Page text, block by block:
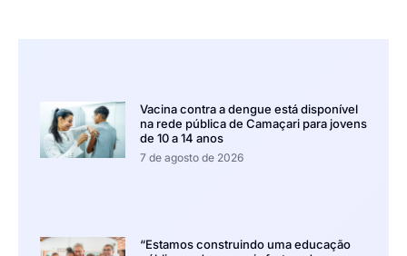
Vacina contra a dengue está disponível
na rede pública de Camaçari para jovens
de 10 a 14 anos
7 de agosto de 2026
“Estamos construindo uma educação